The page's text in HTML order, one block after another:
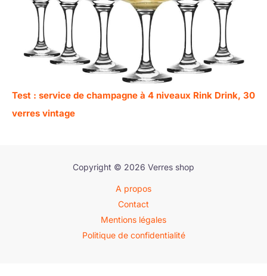
Test : service de champagne à 4 niveaux Rink Drink, 30
verres vintage
Copyright © 2026 Verres shop
A propos
Contact
Mentions légales
Politique de confidentialité